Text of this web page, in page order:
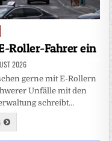
Roller-Fahrer ein
2026
gerne mit E-Rollern
Unfälle mit den
schreibt…